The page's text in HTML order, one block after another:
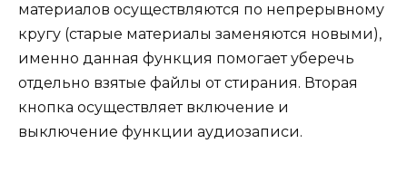
материалов осуществляются по непрерывному
кругу (старые материалы заменяются новыми),
именно данная функция помогает уберечь
отдельно взятые файлы от стирания. Вторая
кнопка осуществляет включение и
выключение функции аудиозаписи.